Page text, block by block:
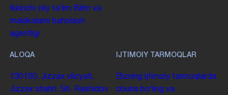
Ikkinchi oliy taʼlim Bilim va
malakalarni baholash
agentligi
ALOQA
130100. Jizzax viloyati,
Jizzax shahri, Sh. Rashidov
IJTIMOIY TARMOQLAR
Bizning ijtimoiy tarmoqlarda
obuna boʻling va